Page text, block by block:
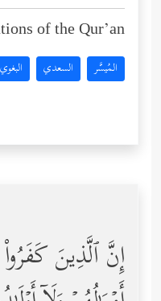
of the Qur’an:
المُيسَّر السعدي البغوي
إِنَّ ٱلَّذِینَ